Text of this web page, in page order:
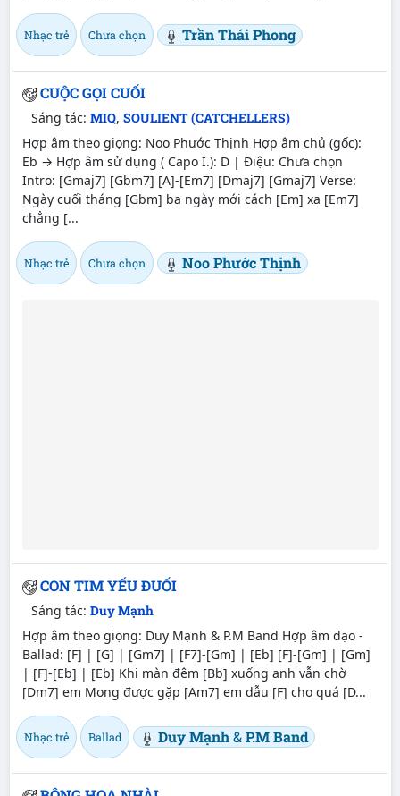
Nhạc trẻ Chưa chọn Trần Thái Phong
CUỘC GỌI CUỐI
Sáng tác: MIQ, SOULIENT (CATCHELLERS)
Hợp âm theo giọng: Noo Phước Thịnh Hợp âm chủ (gốc):
Eb → Hợp âm sử dụng ( Capo I.): D | Điệu: Chưa chọn
Intro: [Gmaj7] [Gbm7] [A]-[Em7] [Dmaj7] [Gmaj7] Verse:
Ngày cuối tháng [Gbm] ba ngày mới cách [Em] xa [Em7]
chẳng [...
Nhạc trẻ Chưa chọn Noo Phước Thịnh
CON TIM YẾU ĐUỐI
Sáng tác: Duy Mạnh
Hợp âm theo giọng: Duy Mạnh & P.M Band Hợp âm dạo -
Ballad: [F] | [G] | [Gm7] | [F7]-[Gm] | [Eb] [F]-[Gm] | [Gm]
| [F]-[Eb] | [Eb] Khi màn đêm [Bb] xuống anh vẫn chờ
[Dm7] em Mong được gặp [Am7] em dẫu [F] cho quá [D...
Nhạc trẻ Ballad Duy Mạnh&P.M Band